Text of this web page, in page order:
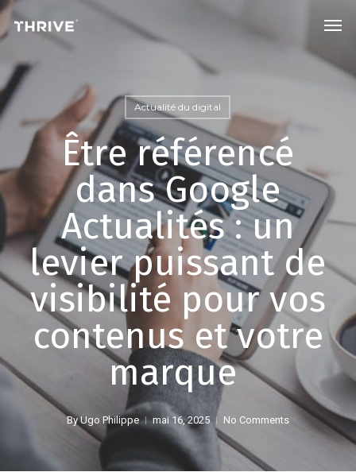
Skip
to
main
content
Actualité du digital
Être référencé
dans Google
Actualités : un
levier puissant de
visibilité pour vos
contenus et votre
marque
By Ugo Philippe mai 16, 2025 No Comments